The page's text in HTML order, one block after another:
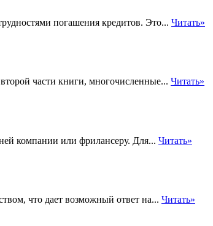
погашения кредитов. Это... Читать»
части книги, многочисленные... Читать»
компании или фрилансеру. Для... Читать»
что дает возможный ответ на... Читать»